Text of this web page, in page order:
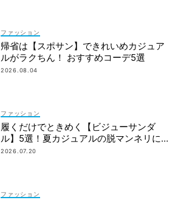
ファッション
帰省は【スポサン】できれいめカジュア
ルがラクちん！ おすすめコーデ5選
2026.08.04
ファッション
履くだけでときめく【ビジューサンダ
ル】5選！夏カジュアルの脱マンネリに効
果大
2026.07.20
ファッション